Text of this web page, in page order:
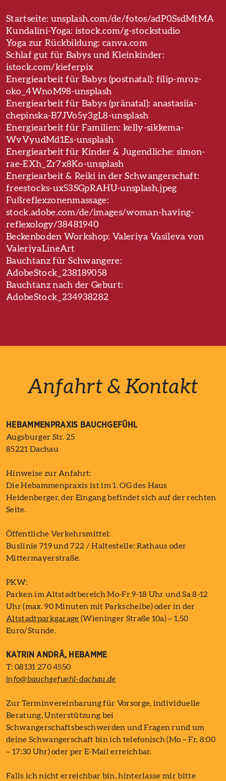
Startseite: unsplash.com/de/fotos/adP0SsdMtMA
Kundalini-Yoga: istock.com/g-stockstudio
Yoga zur Rückbildung: canva.com
Schlaf gut für Babys und Kleinkinder:
istock.com/kieferpix
Energiearbeit für Babys (postnatal): filip-mroz-
oko_4WnoM98-unsplash
Energiearbeit für Babys (pränatal): anastasiia-
chepinska-B7JVo5y3gL8-unsplash
Energiearbeit für Familien: kelly-sikkema-
WvVyudMd1Es-unsplash
Energiearbeit für Kinder & Jugendliche: simon-
rae-EXh_Zr7x8Ko-unsplash
Energiearbeit & Reiki in der Schwangerschaft:
freestocks-ux53SGpRAHU-unsplash.jpeg
Fußreflexzonenmassage:
stock.adobe.com/de/images/woman-having-
reflexology/38481940
Beckenboden Workshop: Valeriya Vasileva von
ValeriyaLineArt
Bauchtanz für Schwangere:
AdobeStock_238189058
Bauchtanz nach der Geburt:
AdobeStock_234938282
Anfahrt & Kontakt
HEBAMMENPRAXIS BAUCHGEFÜHL
Augsburger Str. 25
85221 Dachau
Hinweise zur Anfahrt:
Die Hebammenpraxis ist im 1. OG des Haus
Heidenberger, der Eingang befindet sich auf der rechten
Seite.
Öffentliche Verkehrsmittel:
Buslinie 719 und 722 / Haltestelle: Rathaus oder
Mittermayerstraße.
PKW:
Parken im Altstadtbereich Mo-Fr 9-18 Uhr und Sa 8-12
Uhr (max. 90 Minuten mit Parkscheibe) oder in der
Altstadtparkgarage (Wieninger Straße 10a) – 1,50
Euro/Stunde.
KATRIN ANDRÄ, HEBAMME
T: 08131 270 4550
info@bauchgefuehl-dachau.de
Zur Terminvereinbarung für Vorsorge, individuelle
Beratung, Unterstützung bei
Schwangerschaftsbeschwerden und Fragen rund um
deine Schwangerschaft bin ich telefonisch (Mo – Fr, 8:00
– 17:30 Uhr) oder per E-Mail erreichbar.
Falls ich nicht erreichbar bin, hinterlasse mir bitte